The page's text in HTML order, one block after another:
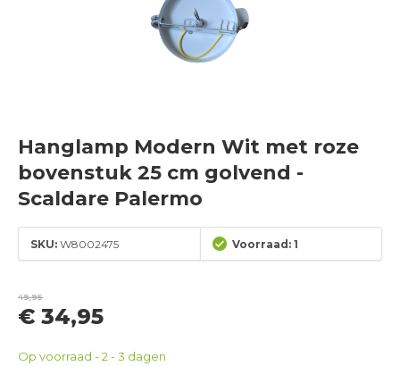
Hanglamp Modern Wit met roze
bovenstuk 25 cm golvend -
Scaldare Palermo
SKU: W8002475 Voorraad: 1
49,95
€ 34,95
Op voorraad - 2 - 3 dagen